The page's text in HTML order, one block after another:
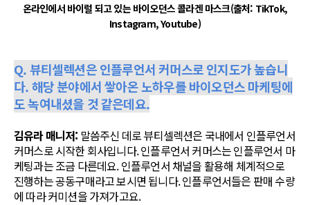
온라인에서 바이럴 되고 있는 바이오던스 콜라겐 마스크(출처: TikTok,
Instagram, Youtube)
Q. 뷰티셀렉션은 인플루언서 커머스로 인지도가 높습니
다. 해당 분야에서 쌓아온 노하우를 바이오던스 마케팅에
도 녹여내셨을 것 같은데요.
김유라 매니저: 말씀주신 데로 뷰티셀렉션은 국내에서 인플루언서
커머스로 시작한 회사입니다. 인플루언서 커머스는 인플루언서 마
케팅과는 조금 다른데요. 인플루언서 채널을 활용해 체계적으로
진행하는 공동구매라고 보시면 됩니다. 인플루언서들은 판매 수량
에 따라 커미션을 가져가고요.